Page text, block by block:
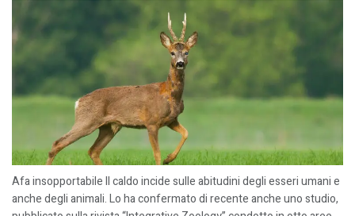
Afa insopportabile Il caldo incide sulle abitudini degli esseri umani e
anche degli animali. Lo ha confermato di recente anche uno studio,